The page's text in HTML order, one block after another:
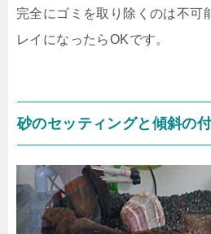
完全にゴミを取り除くのは不可
レイになったらOKです。
砂のセッティングと傾斜の付